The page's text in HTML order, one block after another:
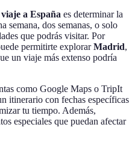
a España es determinar la
semana, dos semanas, o solo
que podrás visitar. Por
permitirte explorarMadrid,
un viaje más extenso podría
como Google Maps o TripIt
itinerario con fechas específicas
tu tiempo. Además,
especiales que puedan afectar